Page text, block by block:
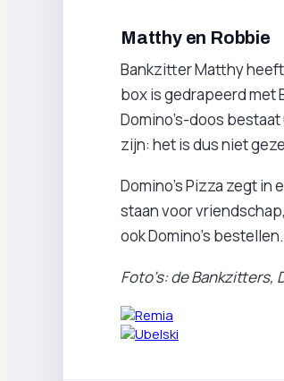
Matthy en Robbie
Bankzitter Matthy
box is gedrapeerd met
Domino’s-doos
zijn: het is dus niet
Domino’s Pizza zegt
staan voor
ook Domino’s
Foto’s: de Bankzitters,